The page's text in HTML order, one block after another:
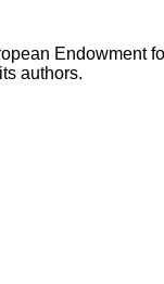
authors.